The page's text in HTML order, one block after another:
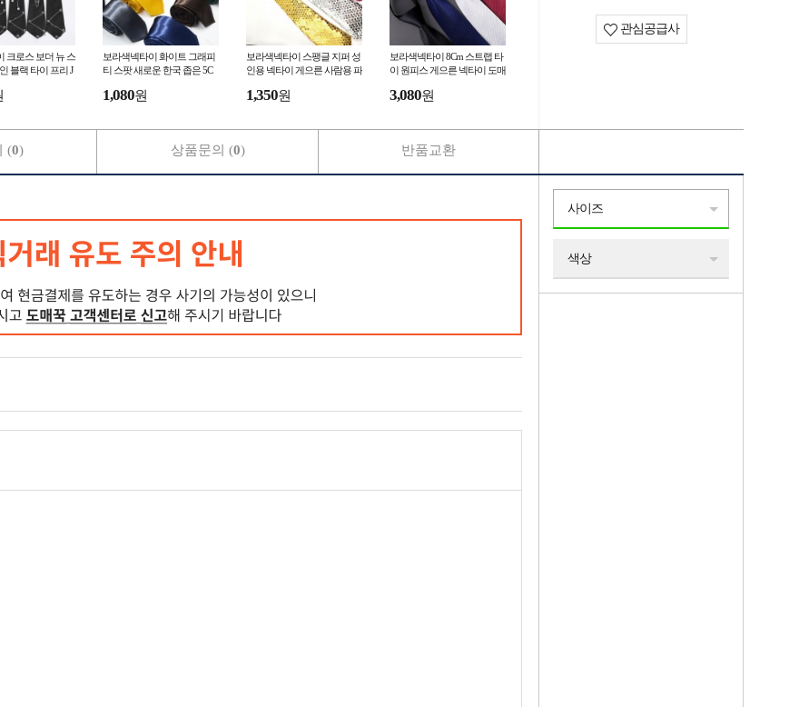
크로스 보더 뉴 스
블랙 타이 프리 J
보라색넥타이 화이트 그래피
티 스팟 새로운 한국 좁은 5C
제
1,080원
보라색넥타이 스팽글 지퍼 성
인용 넥타이 게으른 사람용 파
퍼 넥
1,350원
보라색넥타이 8Cm 스트랩 타
이 원피스 게으른 넥타이 도매
프
3,080원
관심공급사
(0) 상품문의 (0) 반품교환
사이즈
색상